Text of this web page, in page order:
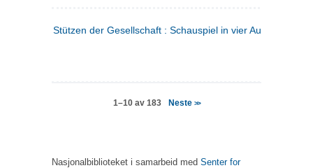
Stützen der Gesellschaft : Schauspiel in vier Aufzügen
1–10 av 183 Neste >>
Nasjonalbiblioteket i samarbeid med Senter for